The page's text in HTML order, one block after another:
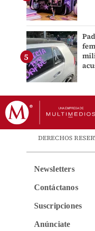
DERECHOS
Newsletters
Contáctanos
Suscripciones
Anúnciate